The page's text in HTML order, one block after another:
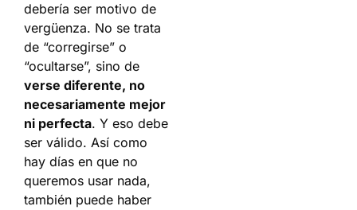
debería ser motivo de
vergüenza. No se trata
de “corregirse” o
“ocultarse”, sino de
verse diferente, no
necesariamente mejor
ni perfecta. Y eso debe
ser válido. Así como
hay días en que no
queremos usar nada,
también puede haber